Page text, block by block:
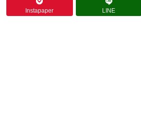
Instapaper LINE